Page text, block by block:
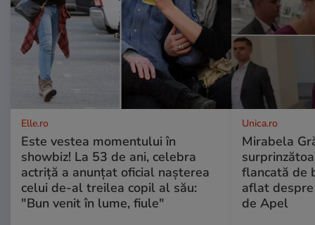
Elle.ro
Este vestea momentului în
showbiz! La 53 de ani, celebra
actriță a anunțat oficial nașterea
celui de-al treilea copil al său:
"Bun venit în lume, fiule"
Unica.ro
Mirabela
flancată de
aflat
de Apel